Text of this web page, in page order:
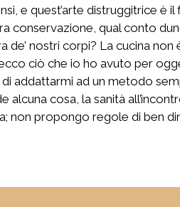
e quest’arte distruggitrice
conservazione, qual conto
nostri corpi? La cucina
ciò che io ho avuto per
addattarmi ad un metodo
alcuna cosa, la sanità
non propongo regole di ben